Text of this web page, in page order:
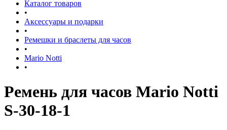
Каталог товаров
•
Аксессуары и подарки
•
Ремешки и браслеты для часов
•
Mario Notti
•
Ремень для часов Mario Notti
S-30-18-1